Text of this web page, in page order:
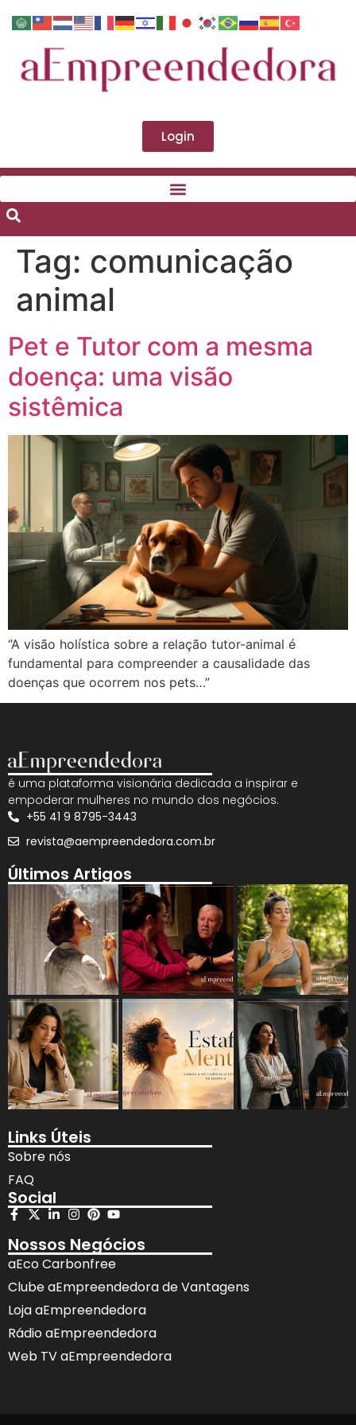
Login
Tag: comunicação
animal
Pet e Tutor com a mesma
doença: uma visão
sistêmica
“A visão holística sobre a relação tutor-animal é
fundamental para compreender a causalidade das
doenças que ocorrem nos pets…”
é uma plataforma visionária dedicada a inspirar e
empoderar mulheres no mundo dos negócios.
+55 41 9 8795-3443
revista@aempreendedora.com.br
Últimos Artigos
Links Úteis
Sobre nós
FAQ
Social
Nossos Negócios
aEco Carbonfree
Clube aEmpreendedora de Vantagens
Loja aEmpreendedora
Rádio aEmpreendedora
Web TV aEmpreendedora